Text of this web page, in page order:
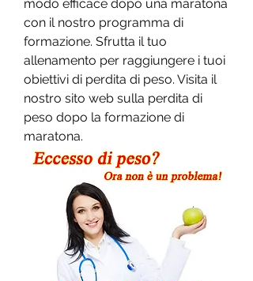
modo efficace dopo una maratona
con il nostro programma di
formazione. Sfrutta il tuo
allenamento per raggiungere i tuoi
obiettivi di perdita di peso. Visita il
nostro sito web sulla perdita di
peso dopo la formazione di
maratona.